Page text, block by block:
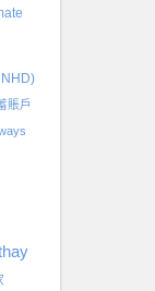
NHD)
賬戶